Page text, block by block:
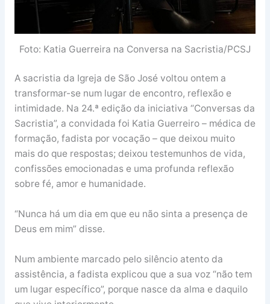
Foto: Katia Guerreira na Conversa na Sacristia/PCSJ
A sacristia da Igreja de São José voltou ontem a
transformar-se num lugar de encontro, reflexão e
intimidade. Na 24.ª edição da iniciativa “Conversas da
Sacristia”, a convidada foi Katia Guerreiro – médica de
formação, fadista por vocação – que deixou muito
mais do que respostas; deixou testemunhos de vida,
confissões emocionadas e uma profunda reflexão
sobre fé, amor e humanidade.
“Nunca há um dia em que eu não sinta a presença de
Deus em mim” disse.
Num ambiente marcado pelo silêncio atento da
assistência, a fadista explicou que a sua voz “não tem
um lugar específico”, porque nasce da alma e daquilo